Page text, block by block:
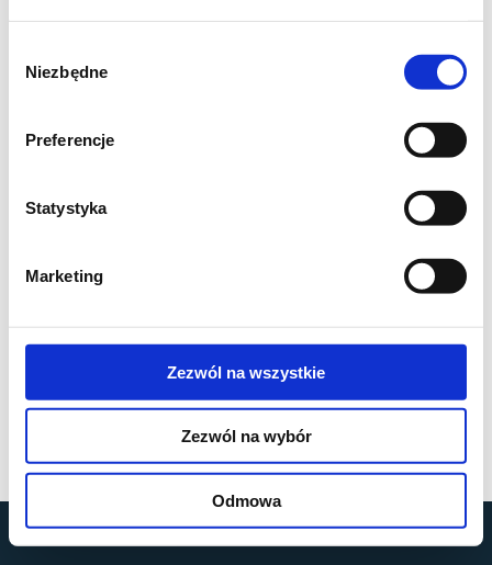
zgody
Niezbędne
Preferencje
Statystyka
Marketing
Zezwól na wszystkie
Zezwól na wybór
Odmowa
byMOBILUS MOTOR© All rights reserved